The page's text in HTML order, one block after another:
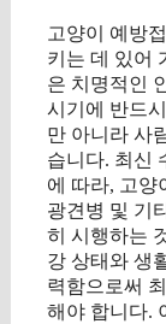
고양이 예방
키는 데 있어
은 치명적인
시기에 반드
만 아니라 사
습니다. 최신
에 따라, 고양
광견병 및 기
히 시행하는
강 상태와 생
력함으로써
해야 합니다.